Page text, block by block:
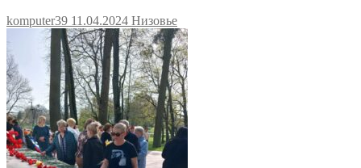
komputer39 11.04.2024 Низовье